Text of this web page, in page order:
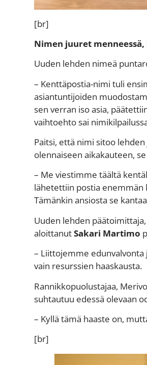
[br]
Nimen juuret menneessä,
Uuden lehden nimeä
– Kenttäpostia-nimi tuli
asiantuntijoiden
sen verran iso asia,
vaihtoehto sai
Paitsi, että nimi sitoo
olennaiseen aikakauteen,
– Me viestimme täältä
lähetettiin postia enemmän
Tämänkin ansiosta se
Uuden lehden
aloittanutSakari Martimo
– Liittojemme
vain resurssien haaskausta.
Rannikkopuolustajaa,
suhtautuu edessä olevaan
– Kyllä tämä haaste on,
[br]